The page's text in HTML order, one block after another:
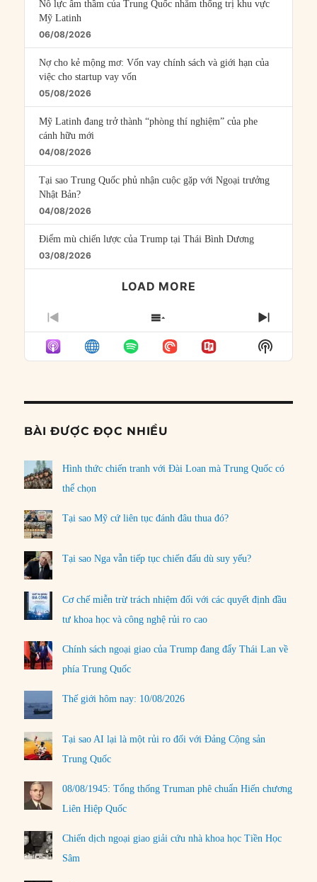
Nỗ lực âm thầm của Trung Quốc nhằm thống trị khu vực
Mỹ Latinh
06/08/2026
Nợ cho kẻ mộng mơ: Vốn vay chính sách và giới hạn của
việc cho startup vay vốn
05/08/2026
Mỹ Latinh đang trở thành “phòng thí nghiệm” của phe
cánh hữu mới
04/08/2026
Tại sao Trung Quốc phủ nhận cuộc gặp với Ngoại trưởng
Nhật Bản?
04/08/2026
Điểm mù chiến lược của Trump tại Thái Bình Dương
03/08/2026
LOAD MORE
PREVIOUS
EPISODE
SHOW
EPISODES
LIST
NEXT
Show
Podcast
BÀI ĐƯỢC ĐỌC NHIỀU
Hình thức chiến tranh với Đài Loan mà Trung Quốc có
thể chọn
Tại sao Mỹ cứ liên tục đánh đâu thua đó?
Tại sao Nga vẫn tiếp tục chiến đấu dù suy yếu?
Cơ chế miễn trừ trách nhiệm đối với các quyết định đầu
tư khoa học và công nghệ rủi ro cao
Chính sách ngoại giao của Trump đang đẩy Thái Lan về
phía Trung Quốc
Thế giới hôm nay: 10/08/2026
Tại sao AI lại là một rủi ro đối với Đảng Cộng sản
Trung Quốc
08/08/1945: Tổng thống Truman phê chuẩn Hiến chương
Liên Hiệp Quốc
Chiến dịch ngoại giao giải cứu nhà khoa học Tiền Học
Sâm